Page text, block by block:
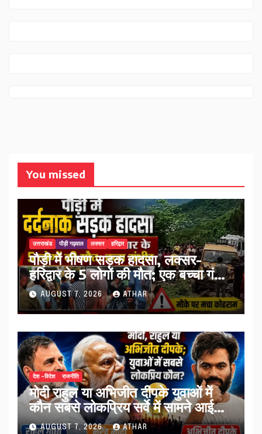
You missed
उत्तराखंड पौड़ी गढ़वाल लक्सर हरिद्वार
पौड़ी में भीषण सड़क हादसा, लक्सर-
हरिद्वार के 5 लोगों की मौत; एक बच्चा गंभीर
घायल…
AUGUST 7, 2026 ATHAR
देश -विदेश राजनीति
मोदी राहुल या अभिजीत दीपके युवाओं में
कौन सबसे लोकप्रिय सर्वे में सामने आई
तस्वीर…
AUGUST 7, 2026 ATHAR